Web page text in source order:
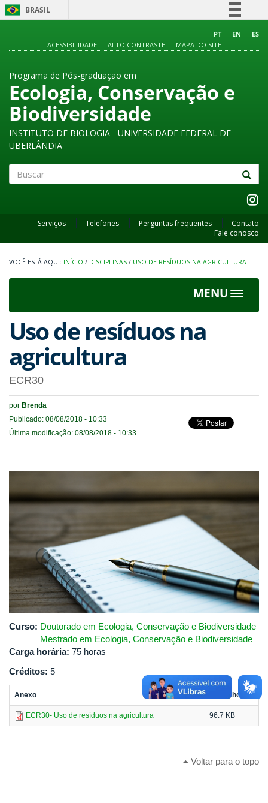
BRASIL
Comunica BR
Acesso à informação
Legislação
PT EN
ES
ACESSIBILIDADE
ALTO CONTRASTE MAPA DO SITE
Programa de Pós-graduação em
Ecologia, Conservação e
Biodiversidade
INSTITUTO DE BIOLOGIA - UNIVERSIDADE FEDERAL DE
UBERLÂNDIA
Serviços Telefones Perguntas frequentes
Contato
Fale conosco
INÍCIO / DISCIPLINAS / USO DE RESÍDUOS NA AGRICULTURA
MENU
Toggle
Uso de resíduos na
agricultura
ECR30
por Brenda
Publicado: 08/08/2018 - 10:33
Última modificação: 08/08/2018 - 10:33
Curso: Doutorado em Ecologia, Conservação e Biodiversidade
Mestrado em Ecologia, Conservação e Biodiversidade
Carga horária: 75 horas
Créditos: 5
Anexo Tamanho
ECR30- Uso de resíduos na agricultura 96.7 KB
Voltar para o topo